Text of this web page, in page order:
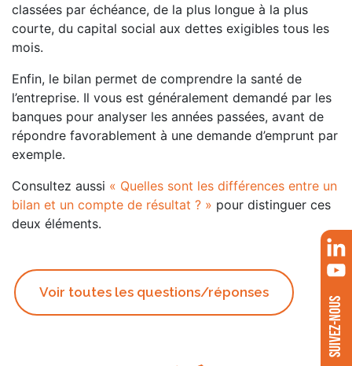
classées par échéance, de la plus longue à la plus
courte, du capital social aux dettes exigibles tous les
mois.
Enfin, le bilan permet de comprendre la santé de
l’entreprise. Il vous est généralement demandé par les
banques pour analyser les années passées, avant de
répondre favorablement à une demande d’emprunt par
exemple.
Consultez aussi « Quelles sont les différences entre un
bilan et un compte de résultat ? » pour distinguer ces
deux éléments.
Voir toutes les questions/réponses
SUIVEZ-NOUS